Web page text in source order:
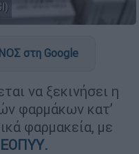
στη Google
να ξεκινήσει η
φαρμάκων κατ’
φαρμακεία, με
ΕΟΠΥΥ.